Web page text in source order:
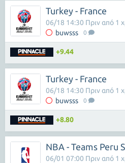
Turkey - France
buwsss 0
06/18 14:30 Πριν από 1
+9.44
Turkey - France
buwsss 0
06/18 14:30 Πριν από 1
+8.80
NBA - Teams Peru
06/01 07:00 Πριν από 1